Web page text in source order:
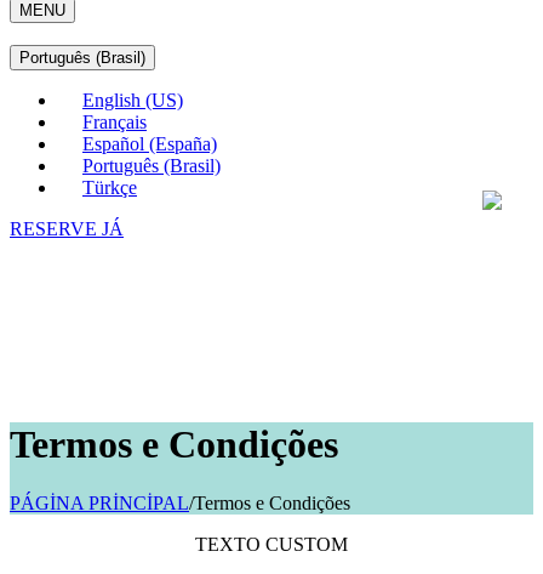
MENU
Português (Brasil)
English (US)
Français
Español (España)
Português (Brasil)
Türkçe
RESERVE JÁ
Termos e Condições
PÁGİNA PRİNCİPAL/Termos e Condições
TEXTO CUSTOM